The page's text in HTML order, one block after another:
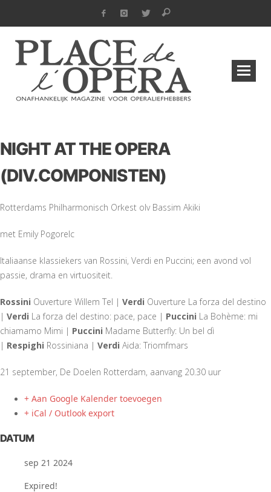
NIGHT AT THE OPERA
(DIV.COMPONISTEN)
Rotterdams Philharmonisch Orkest olv Bassim Akiki
met Emily Pogorelc
Italiaanse klassiekers van Rossini, Verdi en Puccini; een avond vol
passie, drama en virtuositeit.
Rossini Ouverture Willem Tel | Verdi Ouverture La forza del destino
| Verdi La forza del destino: pace, pace | Puccini La Bohème: mi
chiamamo Mimi | Puccini Madame Butterfly: Un bel dì
| Respighi Rossiniana | Verdi Aida: Triomfmars
21 september, De Doelen Rotterdam, aanvang 20.30 uur
+ Aan Google Kalender toevoegen
+ iCal / Outlook export
DATUM
sep 21 2024
Expired!